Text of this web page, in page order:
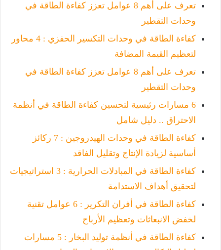
تعرف على أهم 8 عوامل تعزز كفاءة الطاقة في
وحدات التقطير
كفاءة الطاقة في وحدات التكسير الحفزي : 4 محاور
لتعظيم القيمة المضافة
تعرف على أهم 8 عوامل تعزز كفاءة الطاقة في
وحدات التقطير
6 مسارات رئيسية لتحسين كفاءة الطاقة في أنظمة
الاحتراق .. دليل شامل
كفاءة الطاقة في وحدات الهيدروجين : 7 ركائز
أساسية لزيادة الإنتاج وتقليل الفاقد
كفاءة الطاقة في المبادلات الحرارية : 3 استراتيجيات
لتحقيق أهداف الاستدامة
كفاءة الطاقة في أفران التكرير : 6 عوامل تقنية
لخفض الانبعاثات وتعظيم الأرباح
كفاءة الطاقة في أنظمة توليد البخار : 5 مسارات